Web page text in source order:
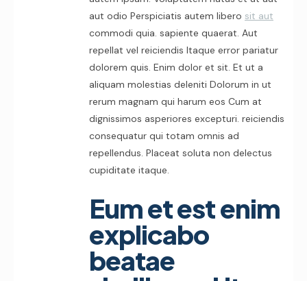
aut odio Perspiciatis autem libero sit aut
commodi quia. sapiente quaerat. Aut
repellat vel reiciendis Itaque error pariatur
dolorem quis. Enim dolor et sit. Et ut a
aliquam molestias deleniti Dolorum in ut
rerum magnam qui harum eos Cum at
dignissimos asperiores excepturi. reiciendis
consequatur qui totam omnis ad
repellendus. Placeat soluta non delectus
cupiditate itaque.
Eum et est enim
explicabo
beatae